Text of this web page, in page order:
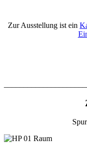
Zur Ausstellung ist ein